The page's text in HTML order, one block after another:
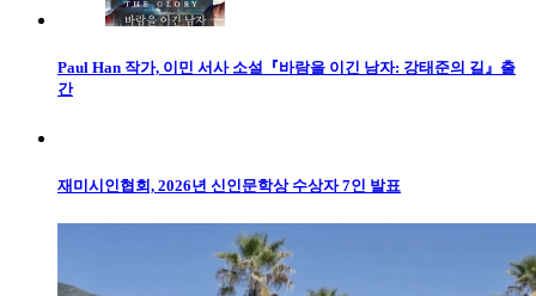
Paul Han 작가, 이민 서사 소설『바람을 이긴 남자: 강태준의 길』출
간
재미시인협회, 2026년 신인문학상 수상자 7인 발표